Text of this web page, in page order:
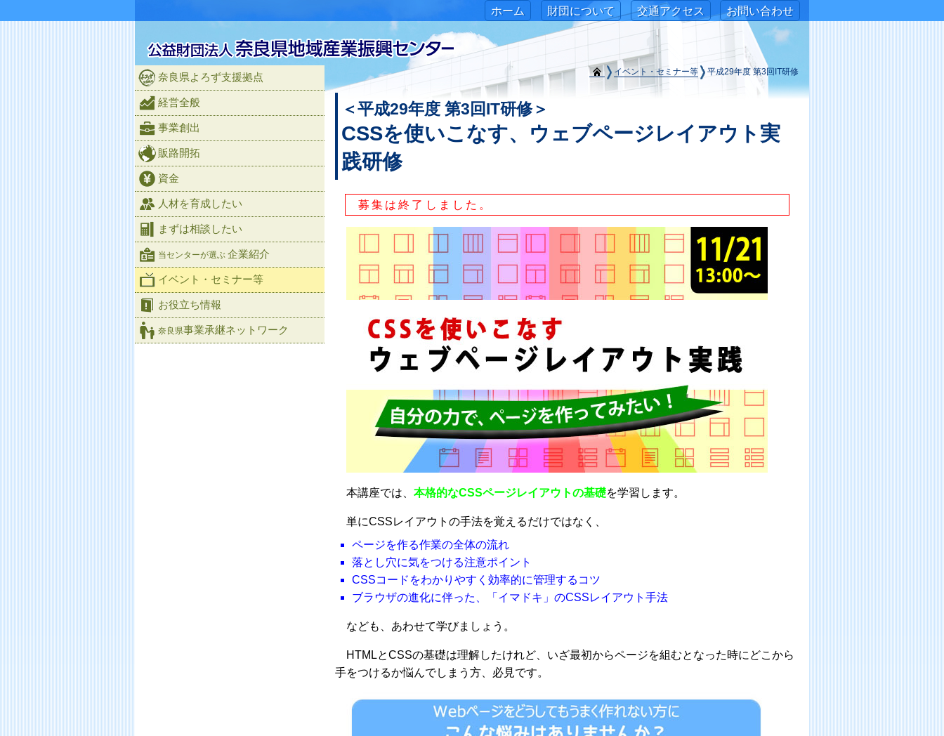
ホーム 財団について 交通アクセス お問い合わせ
イベント・セミナー等 平成29年度 第3回IT研修
＜平成29年度 第3回IT研修＞
CSSを使いこなす、ウェブページレイアウト実
践研修
募集は終了しました。
本講座では、 本格的なCSSページレイアウトの基礎を学習します。
単にCSSレイアウトの手法を覚えるだけではなく、
ページを作る作業の全体の流れ
落とし穴に気をつける注意ポイント
CSSコードをわかりやすく効率的に管理するコツ
ブラウザの進化に伴った、「イマドキ」のCSSレイアウト手法
なども、あわせて学びましょう。
HTMLとCSSの基礎は理解したけれど、いざ最初からページを組むとなった時にどこから
手をつけるか悩んでしまう方、必見です。
奈良県よろず支援拠点
経営全般
事業創出
販路開拓
資金
人材を育成したい
まずは相談したい
当センターが選ぶ 企業紹介
イベント・セミナー等
お役立ち情報
奈良県事業承継ネットワーク